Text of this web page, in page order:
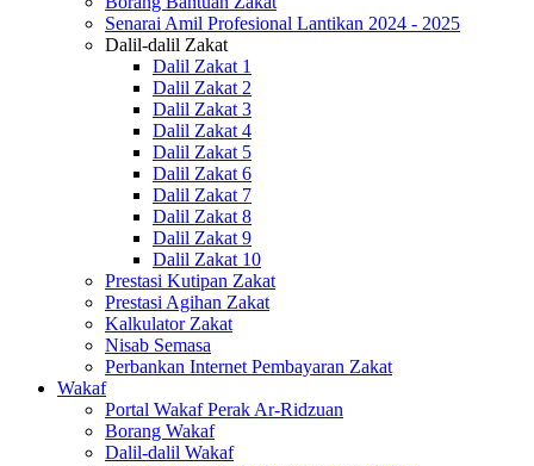
Senarai Amil Profesional Lantikan 2024 - 2025
Dalil-dalil Zakat
Dalil Zakat 1
Dalil Zakat 2
Dalil Zakat 3
Dalil Zakat 4
Dalil Zakat 5
Dalil Zakat 6
Dalil Zakat 7
Dalil Zakat 8
Dalil Zakat 9
Dalil Zakat 10
Prestasi Kutipan Zakat
Prestasi Agihan Zakat
Kalkulator Zakat
Nisab Semasa
Perbankan Internet Pembayaran Zakat
Wakaf
Portal Wakaf Perak Ar-Ridzuan
Borang Wakaf
Dalil-dalil Wakaf